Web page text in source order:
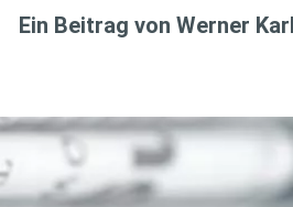
Ein Beitrag von Werner